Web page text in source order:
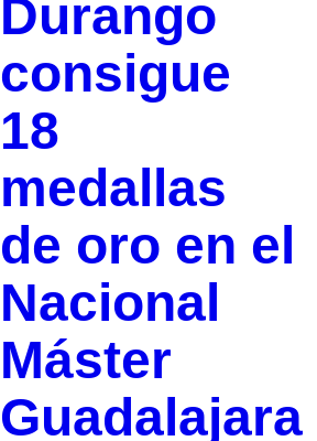
Durango
consigue
18
medallas
de oro en el
Nacional
Máster
Guadalajara